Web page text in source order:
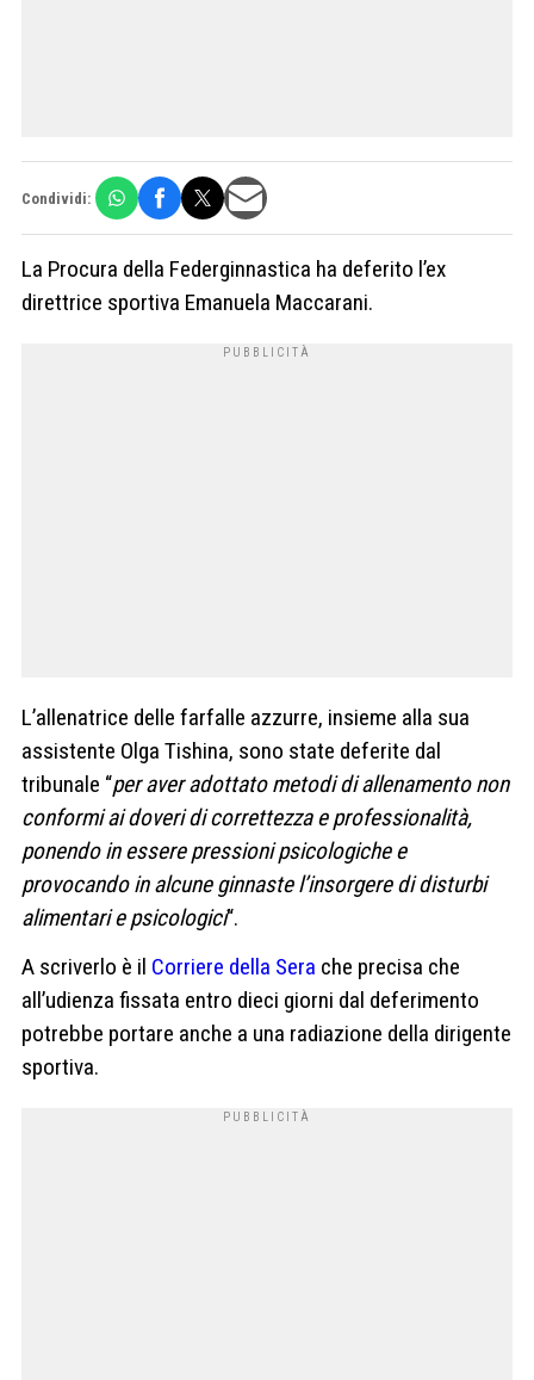
Condividi:
La Procura della Federginnastica ha deferito l’ex
direttrice sportiva Emanuela Maccarani.
L’allenatrice delle farfalle azzurre, insieme alla sua
assistente Olga Tishina, sono state deferite dal
tribunale “per aver adottato metodi di allenamento non
conformi ai doveri di correttezza e professionalità,
ponendo in essere pressioni psicologiche e
provocando in alcune ginnaste l’insorgere di disturbi
alimentari e psicologici“.
A scriverlo è il Corriere della Sera che precisa che
all’udienza fissata entro dieci giorni dal deferimento
potrebbe portare anche a una radiazione della dirigente
sportiva.